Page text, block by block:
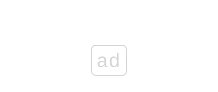
ad